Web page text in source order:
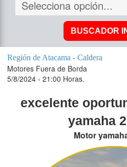
Región de Atacama -Caldera
Motores Fuera de Borda
5/8/2024 - 21:00 Horas.
excelente
yamaha
Motor